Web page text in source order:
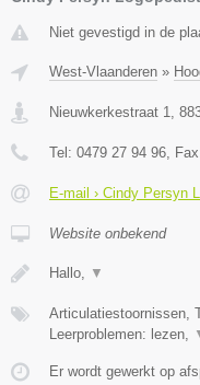
Niet gevestigd in de
West-Vlaanderen »
Nieuwkerkestraat 1
Tel: 0479 27 94 96 ,
E-mail › Cindy Persyn
Website onbekend
Hallo, ▼
Articulatiestoornissen,
Leerproblemen: lezen,
Er wordt gewerkt op